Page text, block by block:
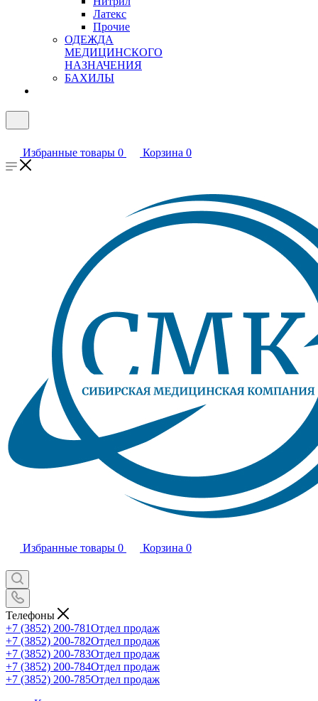
Латекс
Прочие
ОДЕЖДА
МЕДИЦИНСКОГО
НАЗНАЧЕНИЯ
БАХИЛЫ
Избранные товары 0 Корзина 0
Избранные товары 0 Корзина 0
Телефоны
+7 (3852) 200-781Отдел продаж
+7 (3852) 200-782Отдел продаж
+7 (3852) 200-783Отдел продаж
+7 (3852) 200-784Отдел продаж
+7 (3852) 200-785Отдел продаж